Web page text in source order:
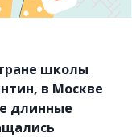
школы
в Москве
длинные